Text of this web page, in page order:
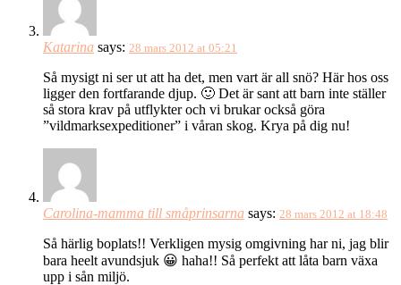
Katarina says: 28 mars 2012 at 05:21
Så mysigt ni ser ut att ha det, men vart är all snö? Här hos oss
ligger den fortfarande djup. 🙂 Det är sant att barn inte ställer
så stora krav på utflykter och vi brukar också göra
”vildmarksexpeditioner” i våran skog. Krya på dig nu!
Carolina-mamma till småprinsarna says: 28 mars 2012 at 18:48
Så härlig boplats!! Verkligen mysig omgivning har ni, jag blir
bara heelt avundsjuk 😀 haha!! Så perfekt att låta barn växa
upp i sån miljö.